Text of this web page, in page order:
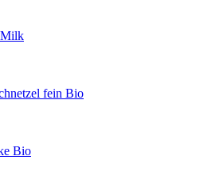
Milk
fein Bio
Bio